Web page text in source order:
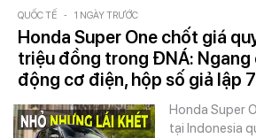
QUỐC TẾ - 1 NGÀY TRƯỚC
Honda Super One chốt giá
triệu đồng trong ĐNÁ: Ngang
động cơ điện, hộp số giả lập
Honda Super
tại Indonesia